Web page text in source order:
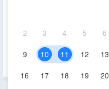
2 3 4 5 6
9 10 11 12 13
16 17 18 19 20